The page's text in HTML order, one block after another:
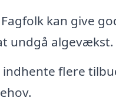
Fagfolk kan give
undgå algevækst.
indhente flere